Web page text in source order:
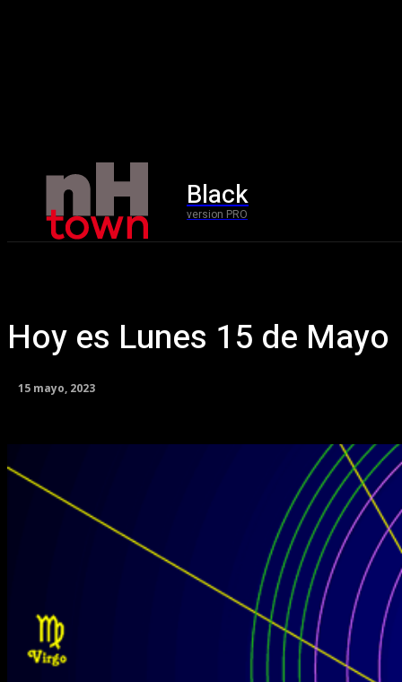
Black
version PRO
Hoy es Lunes 15 de Mayo
15 mayo, 2023